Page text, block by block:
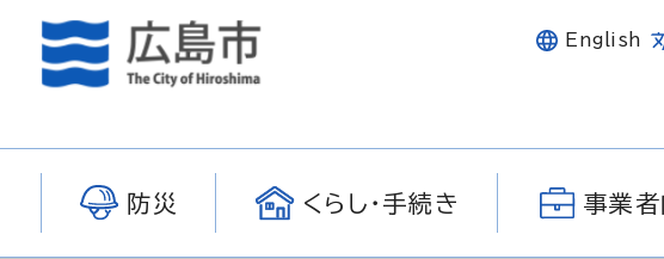
English
防災 くらし・手続き 事業